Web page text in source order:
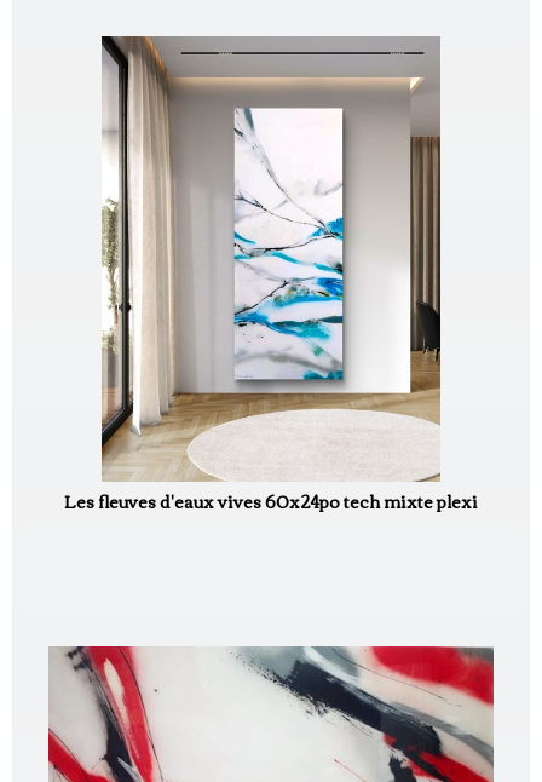
Les fleuves d'eaux vives 60x24po tech mixte plexi